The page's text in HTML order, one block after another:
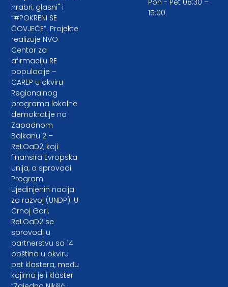
hrabri, glasni" i
“#POKRENI SE
ČOVJEČE”. Projekte
realizuje NVO
Centar za
afirmaciju RE
populacije –
CAREP u okviru
Regionalnog
programa lokalne
demokratije na
Zapadnom
Balkanu 2 –
ReLOaD2, koji
finansira Evropska
unija, a sprovodi
Program
Ujedinjenih nacija
za razvoj (UNDP). U
Crnoj Gori,
ReLOaD2 se
sprovodi u
partnerstvu sa 14
opština u okviru
pet klastera, među
kojima je i klaster
15:00